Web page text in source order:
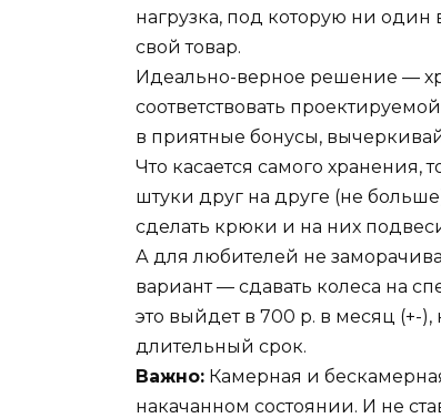
нагрузка, под которую ни
свой товар.
Идеально-верное решение —
соответствовать
в приятные бонусы,
Что касается самого хранения,
штуки друг на друге (не
сделать крюки и на них
А для любителей не
вариант — сдавать колеса на
это выйдет в 700 р. в месяц (+-
длительный срок.
Важно: Камерная и
накачанном состоянии. И не